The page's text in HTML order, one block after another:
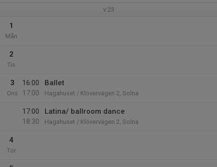
v.23
1
Mån
2
Tis
3
Ons
16:00
17:00
Ballet
Hagahuset / Klövervägen 2, Solna
17:00
18:30
Latina/ ballroom dance
Hagahuset / Klövervägen 2, Solna
4
Tor